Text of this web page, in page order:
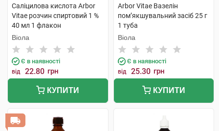
Саліцилова кислота Arbor
Vitae розчин спиртовий 1 %
40 мл 1 флакон
Віола
Є в наявності
від 22.80 грн
КУПИТИ
Arbor Vitae Вазелін
пом’якшувальний засіб 25 г
1 туба
Віола
Є в наявності
від 25.30 грн
КУПИТИ